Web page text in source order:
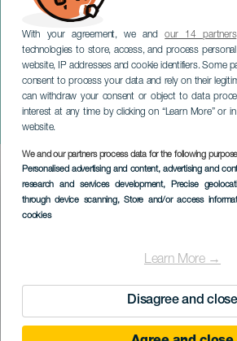
With your agreement, we andour 14 partners
technologies to store, access, and process
website, IP addresses and cookie identifiers. Some
consent to process your data and rely on their
can withdraw your consent or object to data
interest at any time by clicking on “Learn More” or
website.
We and our partners process data for the following
Personalised advertising and content, advertising and
research and services development, Precise
through device scanning, Store and/or access
cookies
Learn More →
Disagree and close
Grande Desfile de
Carnaval da
Puerto de la Cruz
TENERIFE
Imagen
Listado